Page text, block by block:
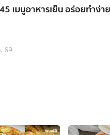
เมนูอาหารเย็น อร่อยทำง่
69